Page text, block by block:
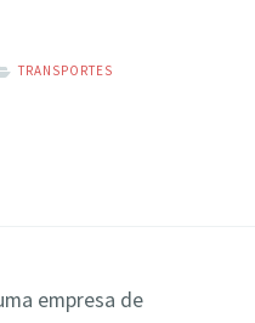
TRANSPORTES
empresa de